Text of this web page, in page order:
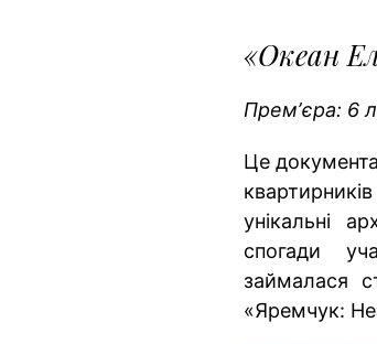
«Океан
Премʼєра: 6
Це
унікальні
спогади
займалася
«Яремчук: